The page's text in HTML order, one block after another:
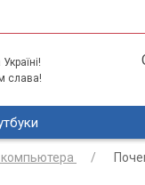
слава!